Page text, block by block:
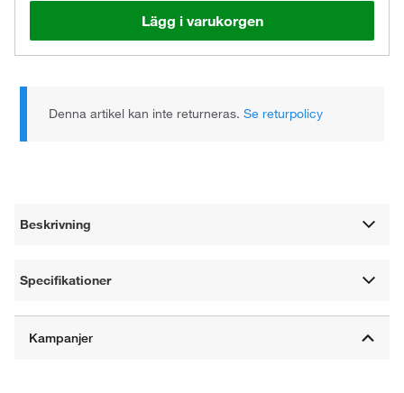
Lägg i varukorgen
Denna artikel kan inte returneras.Se returpolicy
Beskrivning
Specifikationer